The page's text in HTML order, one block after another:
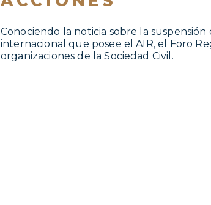
Conociendo la noticia sobre la
internacional que posee el AIR, el Foro
organizaciones de la Sociedad Civil.